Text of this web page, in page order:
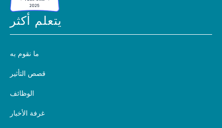
يتعلم أكثر
ما نقوم به
قصص التأثير
الوظائف
غرفة الأخبار